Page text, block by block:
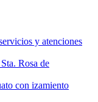
y atenciones
Rosa de
con izamiento